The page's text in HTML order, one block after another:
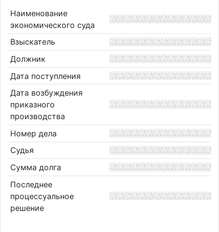
Наименование
экономического суда
Взыскатель
Должник
Дата поступления
Дата возбуждения
приказного
производства
Номер дела
Судья
Сумма долга
Последнее
процессуальное
решение